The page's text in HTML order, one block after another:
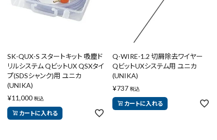
SK-QUX-S スタートキット 吸塵ド
リルシステム QビットUX QSXタイ
プ(SDSシャンク)用 ユニカ
(UNIKA)
¥11,000 税込
カートに入れる
Q-WIRE-1.2 切屑除去ワイヤー
QビットUXシステム用 ユニカ
(UNIKA)
¥737 税込
カートに入れる